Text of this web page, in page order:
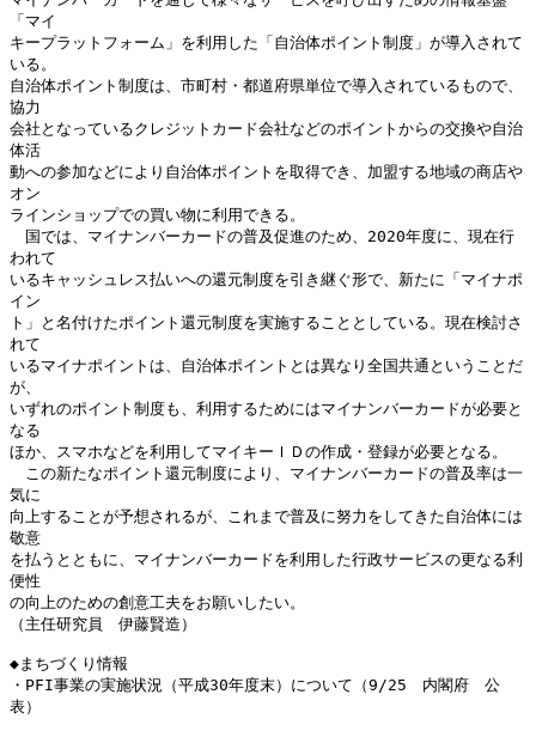
「マイ
キープラットフォーム」を利用した「自治体ポイント制度」が導入されて
いる。
自治体ポイント制度は、市町村・都道府県単位で導入されているもので、
協力
会社となっているクレジットカード会社などのポイントからの交換や自治
体活
動への参加などにより自治体ポイントを取得でき、加盟する地域の商店や
オン
ラインショップでの買い物に利用できる。
国では、マイナンバーカードの普及促進のため、2020年度に、現在行
われて
いるキャッシュレス払いへの還元制度を引き継ぐ形で、新たに「マイナポ
イン
ト」と名付けたポイント還元制度を実施することとしている。現在検討さ
れて
いるマイナポイントは、自治体ポイントとは異なり全国共通ということだ
が、
いずれのポイント制度も、利用するためにはマイナンバーカードが必要と
なる
ほか、スマホなどを利用してマイキーＩＤの作成・登録が必要となる。
この新たなポイント還元制度により、マイナンバーカードの普及率は一
気に
向上することが予想されるが、これまで普及に努力をしてきた自治体には
敬意
を払うとともに、マイナンバーカードを利用した行政サービスの更なる利
便性
の向上のための創意工夫をお願いしたい。
（主任研究員　伊藤賢造）
◆まちづくり情報
・PFI事業の実施状況（平成30年度末）について（9/25　内閣府　公
表）